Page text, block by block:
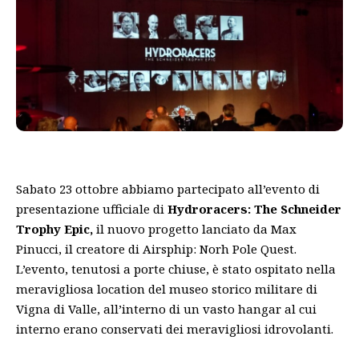
Sabato 23 ottobre abbiamo partecipato all’evento di
presentazione ufficiale di Hydroracers: The Schneider
Trophy Epic, il nuovo progetto lanciato da Max
Pinucci, il creatore di Airsphip: Norh Pole Quest.
L’evento, tenutosi a porte chiuse, è stato ospitato nella
meravigliosa location del museo storico militare di
Vigna di Valle, all’interno di un vasto hangar al cui
interno erano conservati dei meravigliosi idrovolanti.